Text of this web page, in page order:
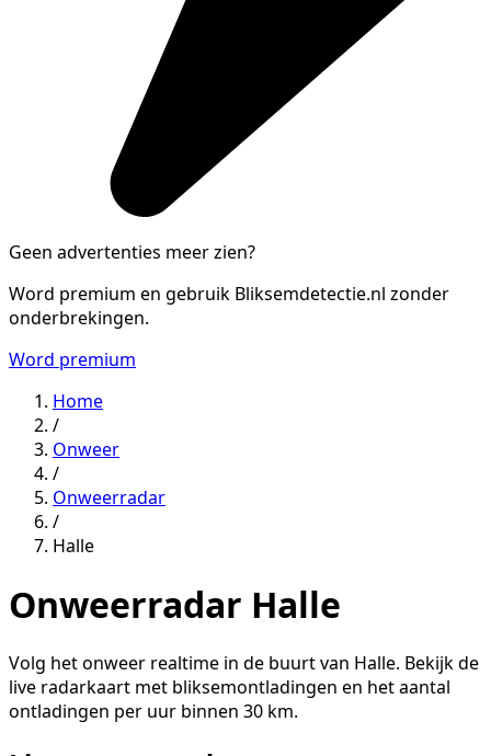
Geen advertenties meer zien?
Word premium en gebruik Bliksemdetectie.nl zonder
onderbrekingen.
Word premium
Home
/
Onweer
/
Onweerradar
/
Halle
Onweerradar Halle
Volg het onweer realtime in de buurt van Halle. Bekijk de
live radarkaart met bliksemontladingen en het aantal
ontladingen per uur binnen 30 km.